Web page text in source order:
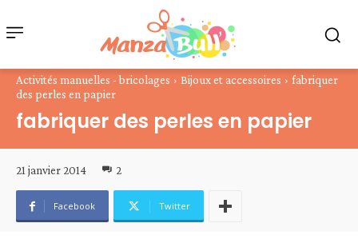
Activités manuelles - bricolages Bijoux et accessoires
fabriquer
des perles en papier
fabriquer des perles en papier
21 janvier 2014 2
Facebook Twitter